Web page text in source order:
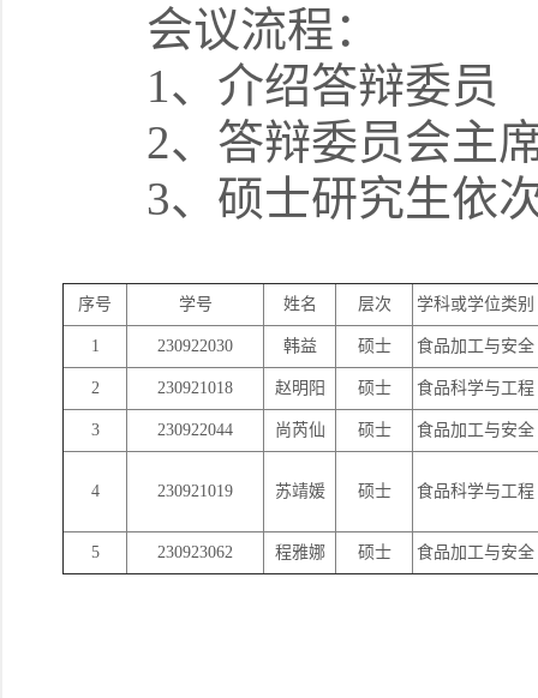
会议流程：
1、介绍答辩委员
2、答辩委员会主
3、硕士研究生依
序号 学号 姓名 层次 学科或学位类别
1 230922030 韩益 硕士 食品加工与安全
2 230921018 赵明阳 硕士 食品科学与工程
3 230922044 尚芮仙 硕士 食品加工与安全
4 230921019 苏靖媛 硕士 食品科学与工程
5 230923062 程雅娜 硕士 食品加工与安全